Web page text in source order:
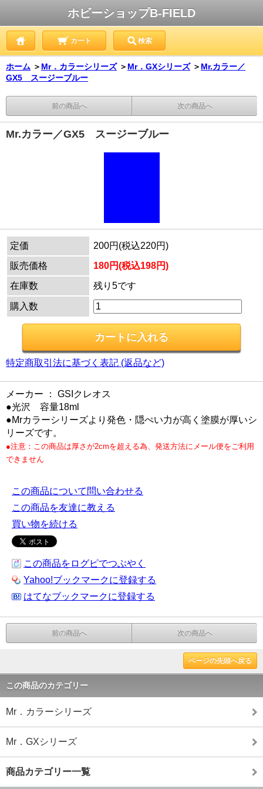
ホビーショップB-FIELD
カート 検索
ホーム ＞ Mr．カラーシリーズ ＞ Mr．GXシリーズ ＞ Mr.カラー／
GX5 スージーブルー
前の商品へ 次の商品へ
Mr.カラー／GX5 スージーブルー
定価
200円(税込220円)
販売価格
180円(税込198円)
在庫数
残り5です
購入数
特定商取引法に基づく表記 (返品など)
メーカー ： GSIクレオス
●光沢 容量18ml
●Mrカラーシリーズより発色・隠ぺい力が高く塗膜が厚いシ
リーズです。
●注意：この商品は厚さが2cmを超える為、発送方法にメール便をご利用
できません
この商品について問い合わせる
この商品を友達に教える
買い物を続ける
この商品をログピでつぶやく
Yahoo!ブックマークに登録する
はてなブックマークに登録する
前の商品へ 次の商品へ
ページの先頭へ戻る
この商品のカテゴリー
Mr．カラーシリーズ
Mr．GXシリーズ
商品カテゴリー一覧